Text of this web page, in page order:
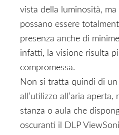
vista della luminosità,
possano essere
presenza anche di
infatti, la visione risulta
compromessa.
Non si tratta quindi di
all’utilizzo all’aria
stanza o aula che
oscuranti il DLP